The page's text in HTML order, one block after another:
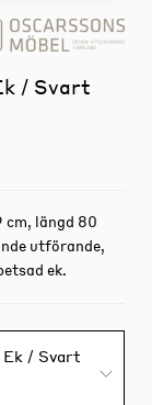
/ Svart
cm, längd 80
utförande,
ek.
Ek / Svart